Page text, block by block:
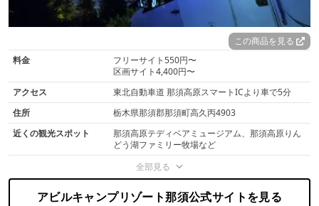
この商品を見る
料金
フリーサイト550円〜
区画サイト4,400円〜
アクセス
東北自動車道 那須高原スマートICより車で5分
住所
栃木県那須郡那須町高久丙4903
近くの観光スポット
那須高原テディベアミュージアム、那須高原りん
どう湖ファミリー牧場など
全部見る
アビルキャンプリゾート那須公式サイトを見る